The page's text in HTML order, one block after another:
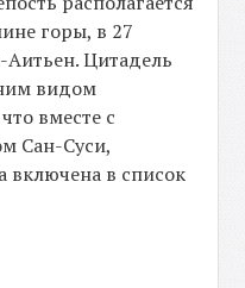
горы, в 27
Аитьен. Цитадель
видом
вместе с
Сан-Суси,
включена в список